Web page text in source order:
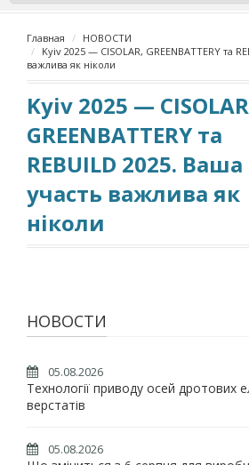
Главная
НОВОСТИ
Kyiv 2025 — CISOLAR, GREENBATTERY та
важлива як ніколи
Kyiv 2025 —
GREENBATTERY та
REBUILD 2025. Ваша
участь важлива як
ніколи
НОВОСТИ
05.08.2026
Технології приводу осей дротових
верстатів
05.08.2026